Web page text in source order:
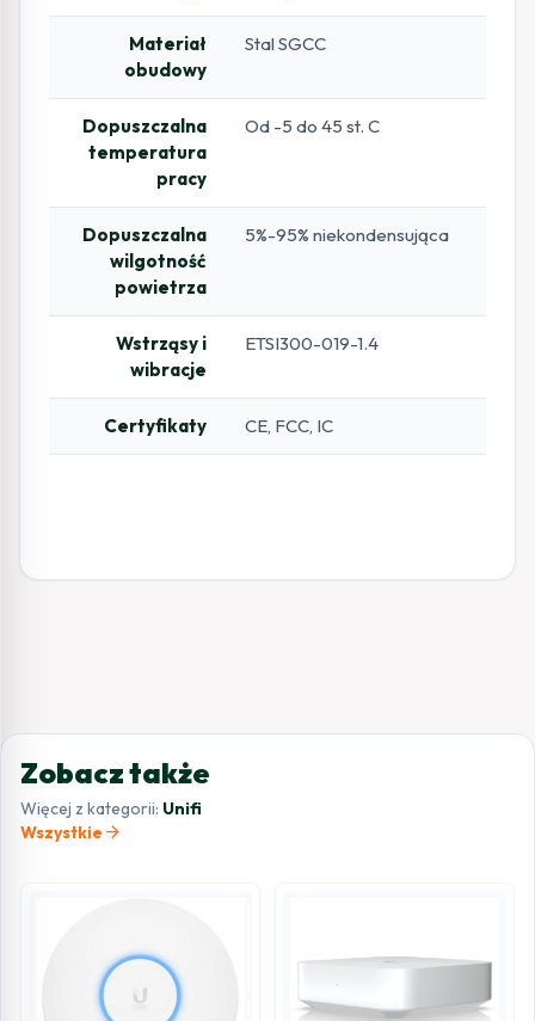
Materiał
obudowy
Stal SGCC
Dopuszczalna
temperatura
pracy
Od -5 do 45 st. C
Dopuszczalna
wilgotność
powietrza
5%-95% niekondensująca
Wstrząsy i
wibracje
ETSI300-019-1.4
Certyfikaty CE, FCC, IC
Zobacz także
Więcej z kategorii: Unifi
Wszystkie arrow_forward